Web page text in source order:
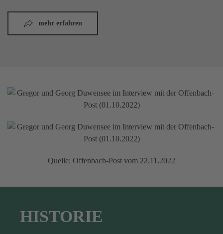
mehr erfahren
Quelle: Offenbach-Post vom 22.11.2022
HISTORIE